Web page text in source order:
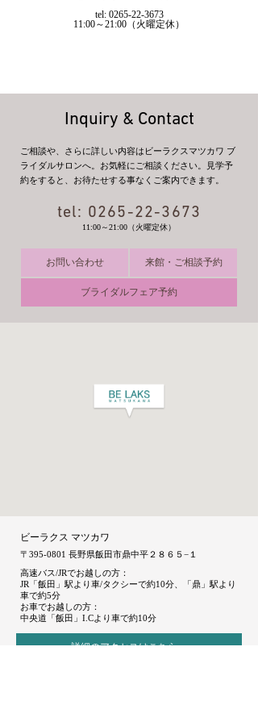
tel: 0265-22-3673
11:00～21:00（火曜定休）
Inquiry & Contact
ご相談や、さらに詳しい内容はビーラクスマツカワ ブ
ライダルサロンへ。お気軽にご相談ください。見学予
約をすると、お待たせする事なくご案内できます。
tel: 0265-22-3673
11:00～21:00（火曜定休）
お問い合わせ 来館・ご相談予約
ブライダルフェア予約
ビーラクス マツカワ
〒395-0801 長野県飯田市鼎中平２８６５−１
高速バス/JRでお越しの方：
JR「飯田」駅より車/タクシーで約10分、「鼎」駅より
車で約5分
お車でお越しの方：
中央道「飯田」I.Cより車で約10分
詳細のアクセスはこちらへ